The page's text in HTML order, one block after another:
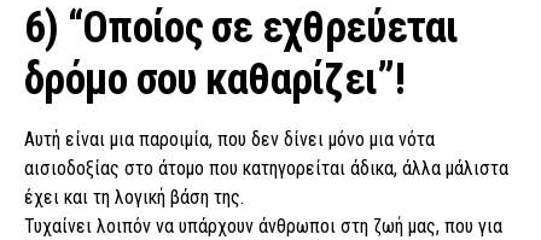
6) “Οποίος σε εχθρεύεται
δρόμο σου καθαρίζει”!
Αυτή είναι μια παροιμία, που δεν δίνει μόνο μια νότα
αισιοδοξίας στο άτομο που κατηγορείται άδικα, άλλα μάλιστα
έχει και τη λογική βάση της.
Τυχαίνει λοιπόν να υπάρχουν άνθρωποι στη ζωή μας, που για